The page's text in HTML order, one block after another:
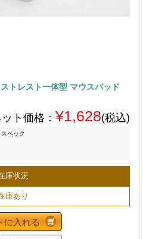
トレスト一体型 マウスパッド
ト価格： ¥1,628(税込)
スペック
庫状況
庫あり
に入れる